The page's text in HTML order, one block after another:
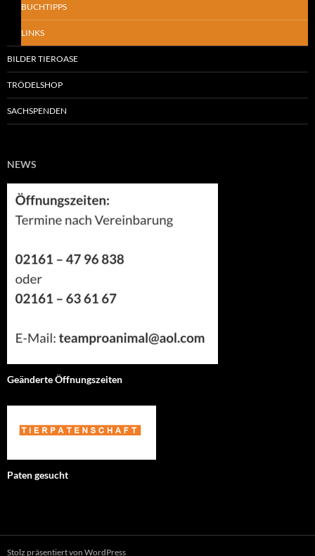
BUCHTIPPS
LINKS
BILDER TIEROASE
TRÖDELSHOP
SACHSPENDEN
NEWS
Geänderte Öffnungszeiten
Paten gesucht
Stolz präsentiert von WordPress